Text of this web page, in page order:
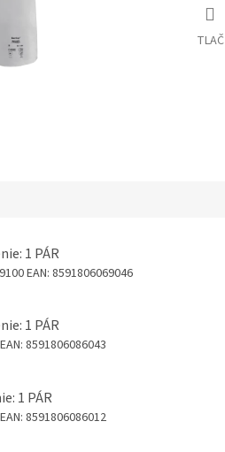
TLAČ
1 PÁR
EAN: 8591806069046
1 PÁR
EAN: 8591806086043
1 PÁR
EAN: 8591806086012